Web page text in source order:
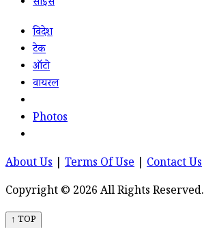
विदेश
टेक
ऑटो
वायरल
Photos
About Us Terms Of Use Contact Us
Copyright © 2026 All Rights Reserved.
↑ TOP